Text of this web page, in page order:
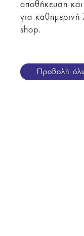
αποθήκευση
για καθημερινή
shop.
Προβολή